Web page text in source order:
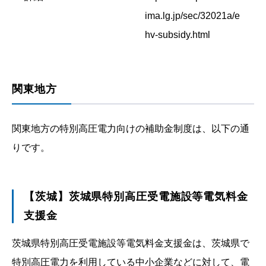
ima.lg.jp/sec/32021a/e
hv-subsidy.html
関東地方
関東地方の特別高圧電力向けの補助金制度は、以下の通
りです。
【茨城】茨城県特別高圧受電施設等電気料金
支援金
茨城県特別高圧受電施設等電気料金支援金は、茨城県で
特別高圧電力を利用している中小企業などに対して、電